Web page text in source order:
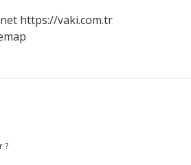
https://vaki.com.tr
?